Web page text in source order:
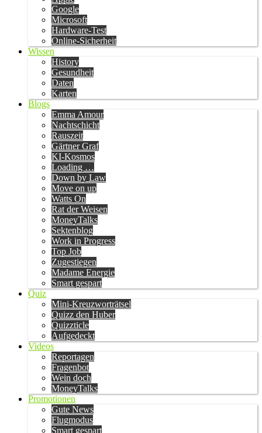
Google
Microsoft
Hardware-Test
Online-Sicherheit
Wissen
History
Gesundheit
Daten
Karten
Blogs
Emma Amour
Nachtschicht
Rauszeit
Gärtner Graf
KI-Kosmos
Loading …
Down by Law
Move on up
Watts On
Rat der Weisen
MoneyTalks
Sektenblog
Work in Progress
Top Job
Zugestiegen
Madame Energie
Smart gespart
Quiz
Mini-Kreuzworträtsel
Quizz den Huber
Quizzticle
Aufgedeckt
Videos
Reportagen
Fragenbot
Wein doch
MoneyTalks
Promotionen
Gute News
Flugmodus
Smart gespart